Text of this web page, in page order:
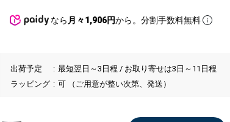
なら 月々1,906円から。分割手数料無料
出荷予定
最短翌日～3日程 / お取り寄せは3日～11日程
ラッピング
可 （ご用意が整い次第、発送）